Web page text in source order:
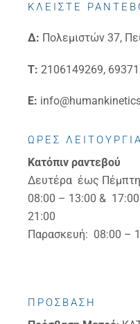
ΚΛΕΙΣΤΕ
Δ: Πολεμιστών 37,
Τ: 2106149269,
E:
ΩΡΕΣ
Κατόπιν ραντεβού
Δευτέρα έως
08:00 – 13:00 &
21:00
Παρασκευή: 08:00 –
ΠΡΟΣΒΑΣΗ